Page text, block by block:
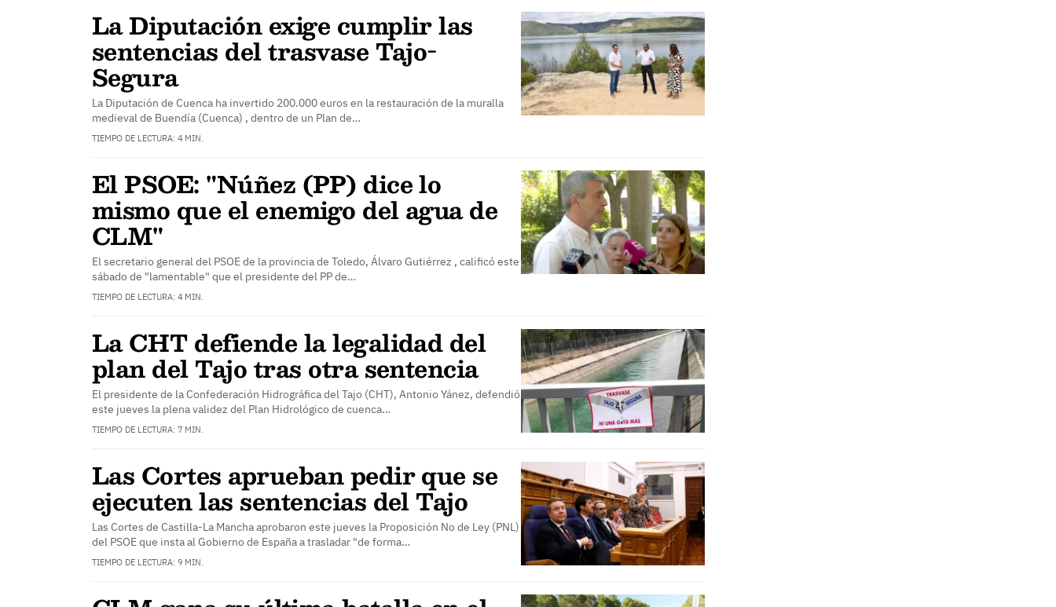
La Diputación exige cumplir las
sentencias del trasvase Tajo-
Segura
La Diputación de Cuenca ha invertido 200.000 euros en la restauración de la muralla
medieval de Buendía (Cuenca) , dentro de un Plan de…
TIEMPO DE LECTURA: 4 MIN.
El PSOE: "Núñez (PP) dice lo
mismo que el enemigo del agua de
CLM"
El secretario general del PSOE de la provincia de Toledo, Álvaro Gutiérrez , calificó este
sábado de "lamentable" que el presidente del PP de…
TIEMPO DE LECTURA: 4 MIN.
La CHT defiende la legalidad del
plan del Tajo tras otra sentencia
El presidente de la Confederación Hidrográfica del Tajo (CHT), Antonio Yánez, defendió
este jueves la plena validez del Plan Hidrológico de cuenca…
TIEMPO DE LECTURA: 7 MIN.
Las Cortes aprueban pedir que se
ejecuten las sentencias del Tajo
Las Cortes de Castilla-La Mancha aprobaron este jueves la Proposición No de Ley (PNL)
del PSOE que insta al Gobierno de España a trasladar "de forma…
TIEMPO DE LECTURA: 9 MIN.